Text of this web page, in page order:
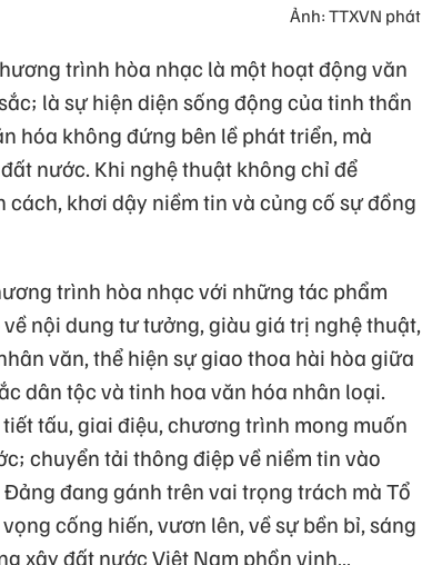
Ảnh: TTXVN phát
trình hòa nhạc là một hoạt động văn
là sự hiện diện sống động của tinh thần
hóa không đứng bên lề phát triển, mà
nước. Khi nghệ thuật không chỉ để
khơi dậy niềm tin và củng cố sự đồng
trình hòa nhạc với những tác phẩm
nội dung tư tưởng, giàu giá trị nghệ thuật,
văn, thể hiện sự giao thoa hài hòa giữa
dân tộc và tinh hoa văn hóa nhân loại.
tấu, giai điệu, chương trình mong muốn
chuyển tải thông điệp về niềm tin vào
đang gánh trên vai trọng trách mà Tổ
cống hiến, vươn lên, về sự bền bỉ, sáng
xây đất nước Việt Nam phồn vinh…